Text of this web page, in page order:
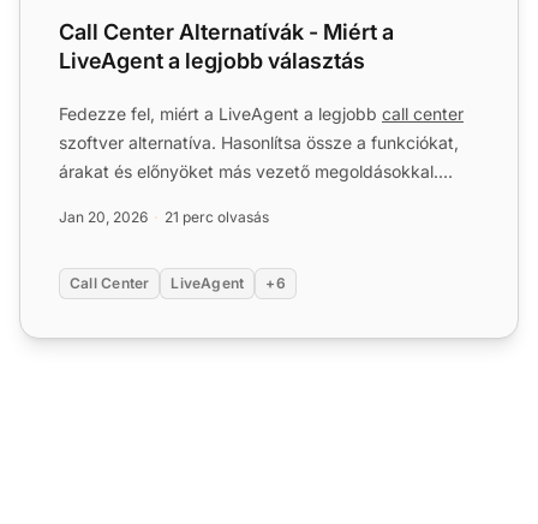
Call Center Alternatívák - Miért a
LiveAgent a legjobb választás
Fedezze fel, miért a LiveAgent a legjobb call center
szoftver alternatíva. Hasonlítsa össze a funkciókat,
árakat és előnyöket más vezető megoldásokkal.
Jan 20, 2026 21 perc olvasás
Call Center LiveAgent +6